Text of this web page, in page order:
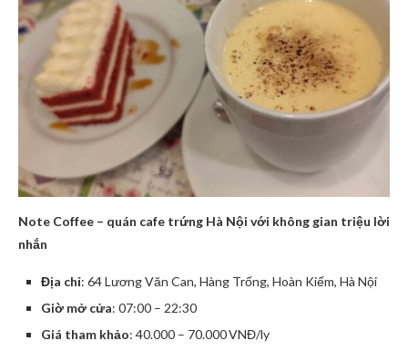
Note Coffee – quán cafe trứng Hà Nội với không gian triệu lời
nhắn
Địa chỉ: 64 Lương Văn Can, Hàng Trống, Hoàn Kiếm, Hà Nội
Giờ mở cửa: 07:00 – 22:30
Giá tham khảo: 40.000 – 70.000 VNĐ/ly